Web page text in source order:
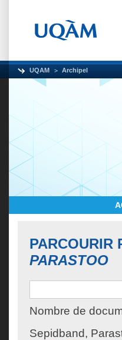
UQAM Archipel
PARCOURIR
PARASTOO
Nombre de
Sepidband,